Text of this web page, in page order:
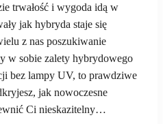
trwałość i wygoda idą w
jak hybryda staje się
z nas poszukiwanie
w sobie zalety hybrydowego
bez lampy UV, to prawdziwe
jak nowoczesne
Ci nieskazitelny…